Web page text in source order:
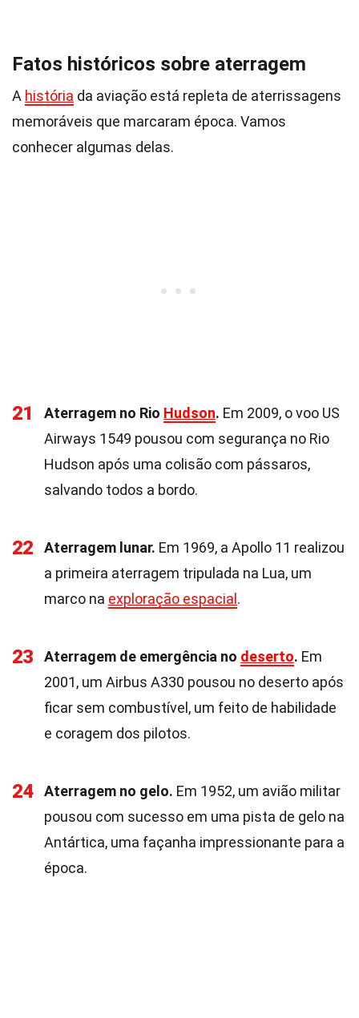
Fatos históricos sobre aterragem
A história da aviação está repleta de aterrissagens
memoráveis que marcaram época. Vamos
conhecer algumas delas.
21 Aterragem no Rio Hudson. Em 2009, o voo US
Airways 1549 pousou com segurança no Rio
Hudson após uma colisão com pássaros,
salvando todos a bordo.
22 Aterragem lunar. Em 1969, a Apollo 11 realizou
a primeira aterragem tripulada na Lua, um
marco na exploração espacial .
23 Aterragem de emergência no deserto. Em
2001, um Airbus A330 pousou no deserto após
ficar sem combustível, um feito de habilidade
e coragem dos pilotos.
24 Aterragem no gelo. Em 1952, um avião militar
pousou com sucesso em uma pista de gelo na
Antártica, uma façanha impressionante para a
época.